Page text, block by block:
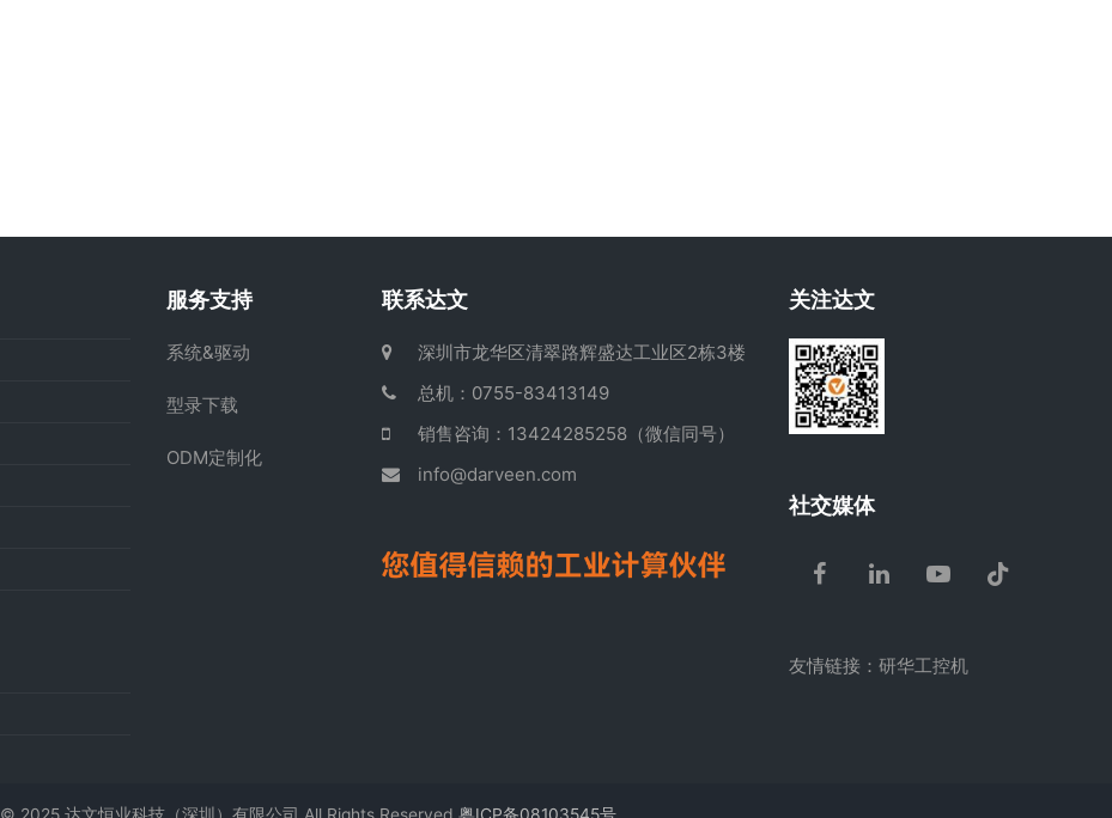
服务支持
系统&驱动
型录下载
ODM定制化
联系达文
深圳市龙华区清翠路辉盛达工业区2栋3楼
总机：0755-83413149
销售咨询：13424285258（微信同号）
info@darveen.com
关注达文
社交媒体
Facebook
LinkedInYoutubeTiktok
友情链接： 研华工控机